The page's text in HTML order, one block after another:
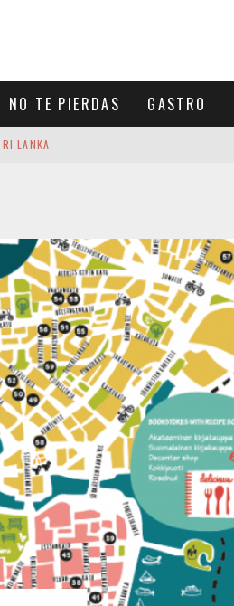
NO TE PIERDAS GASTRO
LANKA
EN UN PARAÍSO BAJO EL AGUA